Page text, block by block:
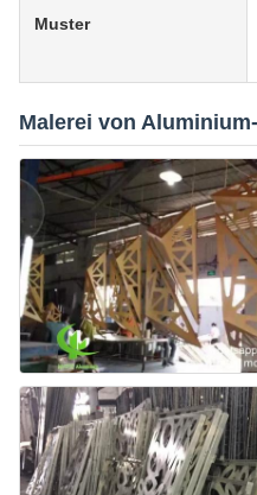
Muster
Malerei von